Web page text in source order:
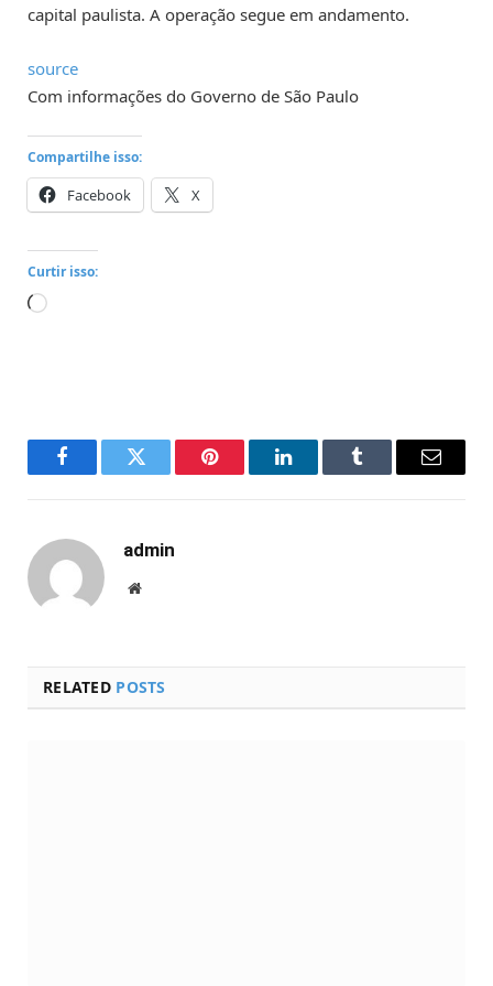
capital paulista. A operação segue em andamento.
source
Com informações do Governo de São Paulo
Compartilhe isso:
Facebook X
Curtir isso:
Carregando...
FacebookTwitter Pinterest LinkedInTumblr Email
admin
Website
RELATED POSTS